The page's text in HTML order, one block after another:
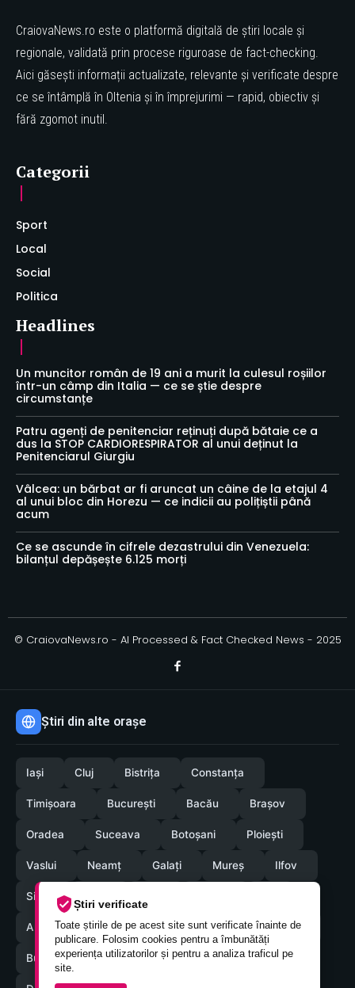
Știri verificate
Toate știrile de pe acest site sunt verificate înainte de
publicare. Folosim cookies pentru a îmbunătăți
experiența utilizatorilor și pentru a analiza traficul pe
site.
CraiovaNews.ro este o platformă digitală de știri locale și
regionale, validată prin procese riguroase de fact-checking.
Aici găsești informații actualizate, relevante și verificate despre
ce se întâmplă în Oltenia și în împrejurimi — rapid, obiectiv și
fără zgomot inutil.
Categorii
Sport
Local
Social
Politica
Headlines
Un muncitor român de 19 ani a murit la culesul roșiilor
într-un câmp din Italia — ce se știe despre
circumstanțe
Patru agenți de penitenciar reținuți după bătaie ce a
dus la STOP CARDIORESPIRATOR al unui deținut la
Penitenciarul Giurgiu
Vâlcea: un bărbat ar fi aruncat un câine de la etajul 4
al unui bloc din Horezu — ce indicii au polițiștii până
acum
Ce se ascunde în cifrele dezastrului din Venezuela:
bilanțul depășește 6.125 morți
© CraiovaNews.ro - AI Processed & Fact Checked News - 2025
Știri din alte orașe
Iași Cluj Bistrița Constanța
Timișoara București Bacău Brașov
Oradea Suceava Botoșani Ploiești
Vaslui Neamț Galați Mureș Ilfov
Sibiu
Arges Maramures Vrancea Satumare
Buzau Braila Calarasi Caras-Severin